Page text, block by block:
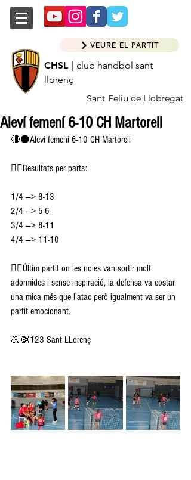
CHSL | club handbol sant
llorenç
Sant Feliu de Llobregat
VEURE EL PARTIT
Aleví femení 6-10 CH Martorell
🔴⚫️Aleví femení 6-10 CH Martorell
👉🏽Resultats per parts:
1/4 —> 8-13
2/4 —> 5-6
3/4 —> 8-11
4/4 —> 11-10
👉🏽Últim partit on les noies van sortir molt
adormides i sense inspiració, la defensa va costar
una mica més que l’atac però igualment va ser un
partit emocionant.
💪🏽123 Sant LLorenç